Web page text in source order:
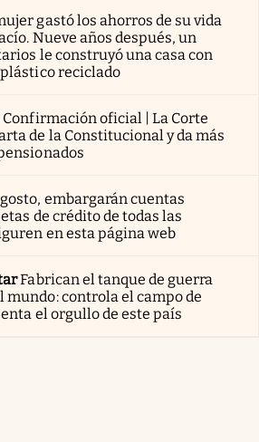
gastó los ahorros de su vida
Nueve años después, un
le construyó una casa con
reciclado
Confirmación oficial | La Corte
de la Constitucional y da más
embargarán cuentas
de crédito de todas las
en esta página web
Fabrican el tanque de guerra
mundo: controla el campo de
el orgullo de este país